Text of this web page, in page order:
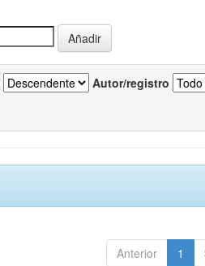
Autor/registro
Anterior 1